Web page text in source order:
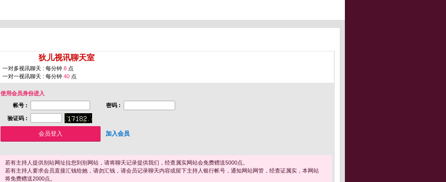
狄儿视讯聊天室
一对多视讯聊天 : 每分钟 8 点
一对一视讯聊天 : 每分钟 40 点
使用会员身份进入
帐号 :
密码 :
验证码 :
加入会员
若有主持人提供别站网址拉您到别网站，请将聊天记录提供我们，经查属实网站会免费赠送5000点。
若有主持人要求会员直接汇钱给她，请勿汇钱，请会员记录聊天内容或留下主持人银行帐号，通知网站网管，经查证属实，本网站
将免费赠送2000点。